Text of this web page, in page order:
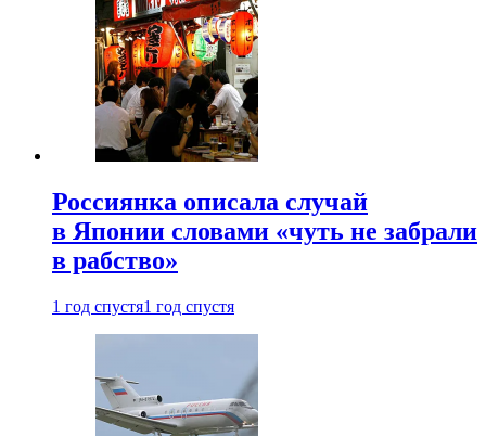
Россиянка описала случай
в Японии словами «чуть не забрали
в рабство»
1 год спустя1 год спустя